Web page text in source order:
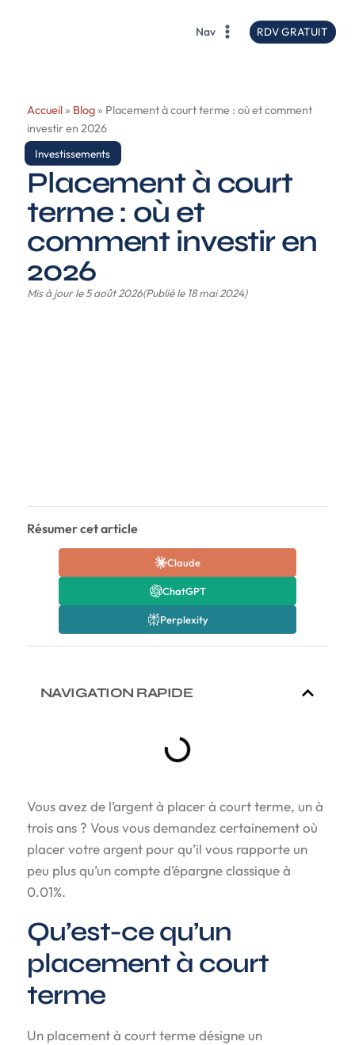
Nav RDV GRATUIT
Accueil » Blog » Placement à court terme : où et comment
investir en 2026
Investissements
Placement à court
terme : où et
comment investir en
2026
Mis à jour le 5 août 2026(Publié le 18 mai 2024)
Résumer cet article
Claude
ChatGPT
Perplexity
NAVIGATION RAPIDE
Vous avez de l’argent à placer à court terme, un à
trois ans ? Vous vous demandez certainement où
placer votre argent pour qu’il vous rapporte un
peu plus qu’un compte d’épargne classique à
0.01%.
Qu’est-ce qu’un
placement à court
terme
Un placement à court terme désigne un